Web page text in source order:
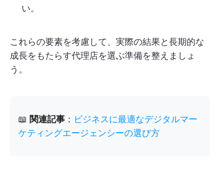
い。
これらの要素を考慮して、実際の結果と長期的な
成長をもたらす代理店を選ぶ準備を整えましょ
う。
📖 関連記事 ： ビジネスに最適なデジタルマー
ケティングエージェンシーの選び方